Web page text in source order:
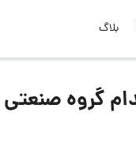
بلاگ